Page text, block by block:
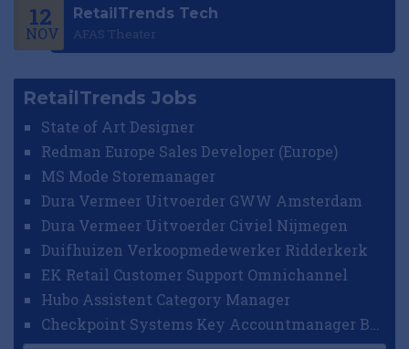
12
NOV
RetailTrends Tech
AFAS Theater
RetailTrends Jobs
State of Art Designer
Redman Europe Sales Developer (Europe)
MS Mode Storemanager
Dura Vermeer Uitvoerder GWW Amsterdam
Dura Vermeer Uitvoerder Civiel Nijmegen
Duifhuizen Verkoopmedewerker Ridderkerk
EK Retail Customer Support Omnichannel
Hubo Assistent Category Manager